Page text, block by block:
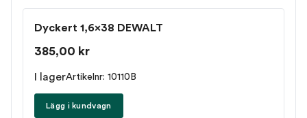
Dyckert 1,6x38 DEWALT
385,00 kr
I lagerArtikelnr: 10110B
Lägg i kundvagn